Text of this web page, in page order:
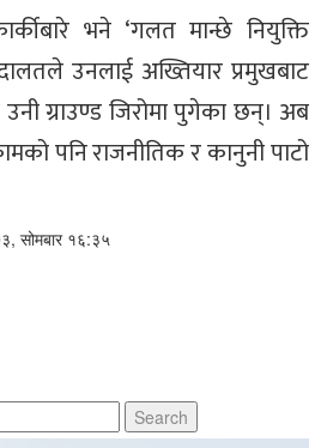
भने ‘गलत मान्छे नियुक्ति
उनलाई अख्तियार प्रमुखबाट
ग्राउण्ड जिरोमा पुगेका छन्। अब
पनि राजनीतिक र कानुनी पाटो
सोमबार १६:३५